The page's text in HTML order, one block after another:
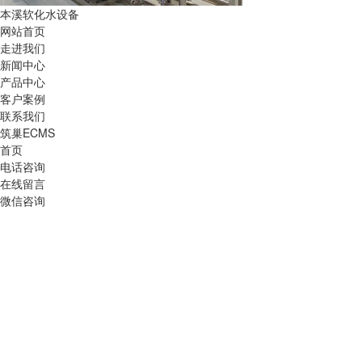
本溪软化水设备
网站首页
走进我们
新闻中心
产品中心
客户案例
联系我们
筑巢ECMS
首页
电话咨询
在线留言
微信咨询